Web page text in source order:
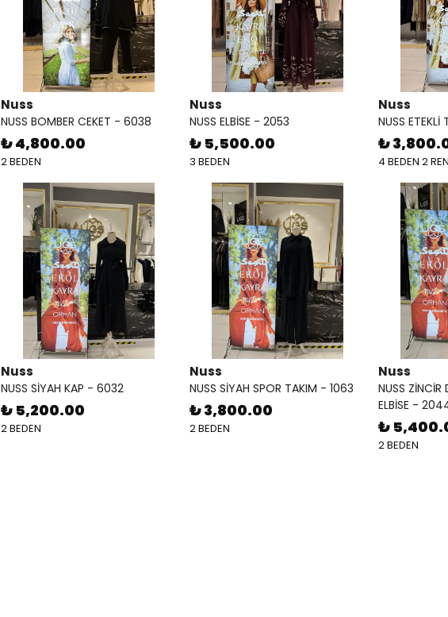
Nuss
NUSS BOMBER CEKET - 6038
₺ 4,800.00
2 BEDEN
Nuss
NUSS ELBİSE - 2053
₺ 5,500.00
3 BEDEN
Nuss
NUSS
₺
4 BEDEN 2
Nuss
NUSS SİYAH KAP - 6032
₺ 5,200.00
2 BEDEN
Nuss
NUSS SİYAH SPOR TAKIM - 1063
₺ 3,800.00
2 BEDEN
Nuss
NUSS ZİNCİR
ELBİSE -
₺
2 BEDEN